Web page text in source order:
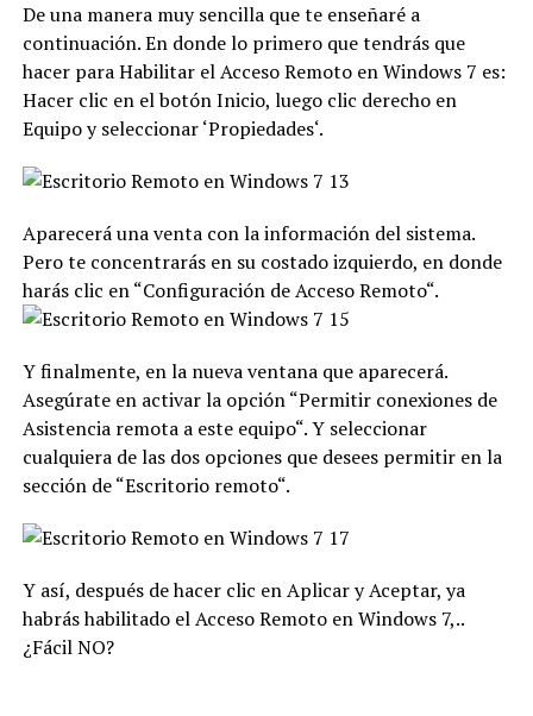
De una manera muy sencilla que te enseñaré a
continuación. En donde lo primero que tendrás que
hacer para Habilitar el Acceso Remoto en Windows 7 es:
Hacer clic en el botón Inicio, luego clic derecho en
Equipo y seleccionar ‘Propiedades‘.
Aparecerá una venta con la información del sistema.
Pero te concentrarás en su costado izquierdo, en donde
harás clic en “Configuración de Acceso Remoto“.
Y finalmente, en la nueva ventana que aparecerá.
Asegúrate en activar la opción “Permitir conexiones de
Asistencia remota a este equipo“. Y seleccionar
cualquiera de las dos opciones que desees permitir en la
sección de “Escritorio remoto“.
Y así, después de hacer clic en Aplicar y Aceptar, ya
habrás habilitado el Acceso Remoto en Windows 7,..
¿Fácil NO?